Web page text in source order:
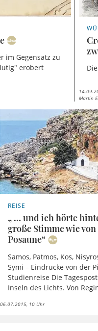
im Gegensatz zu
erobert
Martin
REISE
„ … und ich hörte
große Stimme wie
Posaune“
Samos, Patmos, Kos,
Symi – Eindrücke von der
Studienreise Die
Inseln des Lichts. Von
06.07.2015, 10 Uhr